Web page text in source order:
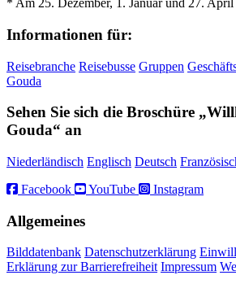
* Am 25. Dezember, 1. Januar und 27. April
Informationen für:
Reisebranche Reisebusse Gruppen
Gouda
Sehen Sie sich die Broschüre
Gouda“ an
Niederländisch Englisch Deutsch
Facebook
YouTube Instagram
Allgemeines
Bilddatenbank Datenschutzerklärung
Erklärung zur Barrierefreiheit Impressum